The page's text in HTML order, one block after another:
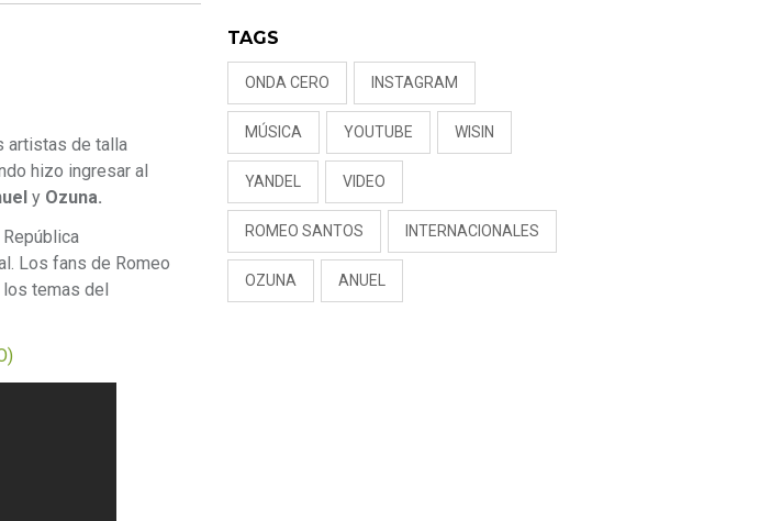
artistas de talla
hizo ingresar al
y Ozuna.
Los fans de Romeo
los temas del
TAGS
ONDA CERO INSTAGRAM
MÚSICA YOUTUBE WISIN
YANDEL VIDEO
ROMEO SANTOS INTERNACIONALES
OZUNA ANUEL